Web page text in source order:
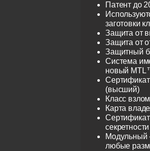
Патент до
заготовки
Защита от
Защита от
Защитный
Система
новый
(высший)
Класс
Карта
Модульный
любые